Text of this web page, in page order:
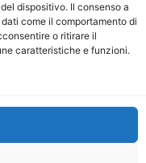
dispositivo. Il consenso a
come il comportamento di
o ritirare il
caratteristiche e funzioni.